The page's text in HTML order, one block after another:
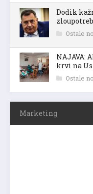
Dodik
Ostale
NAJAVA:
krvi na
Ostale
Marketing